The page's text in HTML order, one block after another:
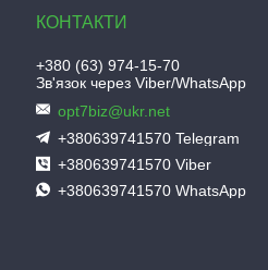
+380 (63) 974-15-70
Зв'язок через Viber/WhatsApp
opt7biz@ukr.net
+380639741570 Telegram
+380639741570 Viber
+380639741570 WhatsApp